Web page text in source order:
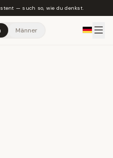
— such so, wie du denkst.
Männer